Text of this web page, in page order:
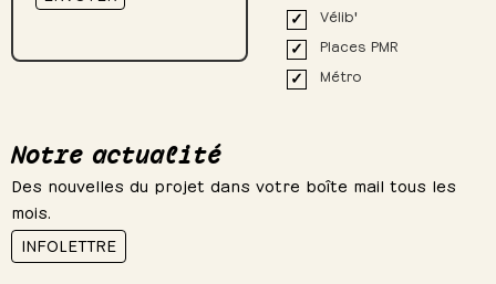
Vélib'
Places PMR
Métro
Notre actualité
Des nouvelles du projet dans votre boîte mail tous les
mois.
INFOLETTRE